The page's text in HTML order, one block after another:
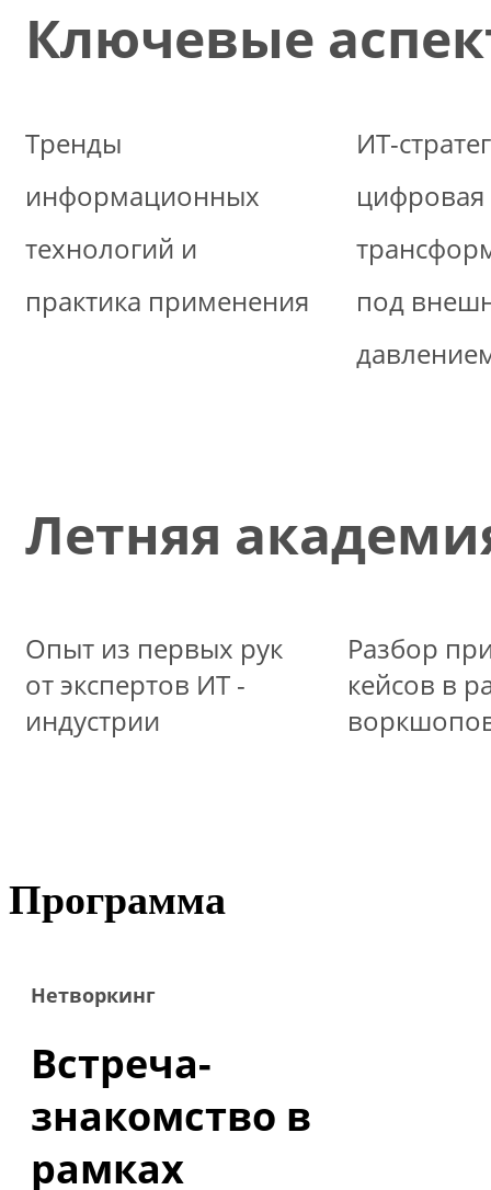
Ключевые
Тренды
информационных
технологий и
практика применения
ИТ-
цифровая
под
Летняя
Опыт из первых рук
от экспертов ИТ -
индустрии
Разбор
кейсов в
Программа
Нетворкинг
Встреча-
знакомство в
рамках